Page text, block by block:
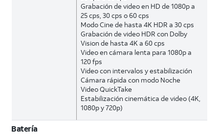
Grabación de video en HD de 1080p a
25 cps, 30 cps o 60 cps
Modo Cine de hasta 4K HDR a 30 cps
Grabación de video HDR con Dolby
Vision de hasta 4K a 60 cps
Video en cámara lenta para 1080p a
120 fps
Video con intervalos y estabilización
Cámara rápida con modo Noche
Video QuickTake
Estabilización cinemática de video (4K,
1080p y 720p)
Batería